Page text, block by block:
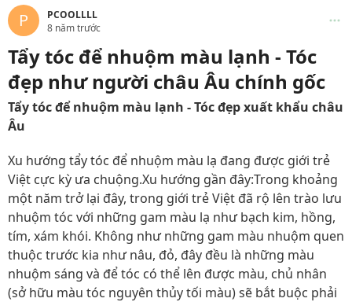
P
PCOOLLLL
8 năm trước
Tẩy tóc để nhuộm màu lạnh - Tóc
đẹp như người châu Âu chính gốc
Tẩy tóc để nhuộm màu lạnh - Tóc đẹp xuất khẩu châu
Âu
Xu hướng tẩy tóc để nhuộm màu lạ đang được giới trẻ
Việt cực kỳ ưa chuộng.Xu hướng gần đây:Trong khoảng
một năm trở lại đây, trong giới trẻ Việt đã rộ lên trào lưu
nhuộm tóc với những gam màu lạ như bạch kim, hồng,
tím, xám khói. Không như những gam màu nhuộm quen
thuộc trước kia như nâu, đỏ, đây đều là những màu
nhuộm sáng và để tóc có thể lên được màu, chủ nhân
(sở hữu màu tóc nguyên thủy tối màu) sẽ bắt buộc phải